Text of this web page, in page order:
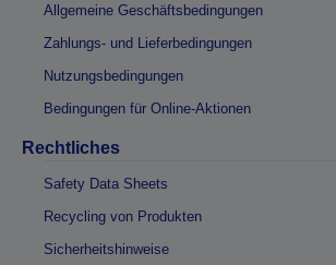
Allgemeine Geschäftsbedingungen
Zahlungs- und Lieferbedingungen
Nutzungsbedingungen
Bedingungen für Online-Aktionen
Rechtliches
Safety Data Sheets
Recycling von Produkten
Sicherheitshinweise